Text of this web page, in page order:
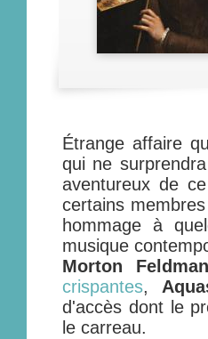
Étrange affaire
qui ne
aventureux de
certains
hommage à
musique
Morton Feldman
crispantes,
d'accès dont le
le carreau.